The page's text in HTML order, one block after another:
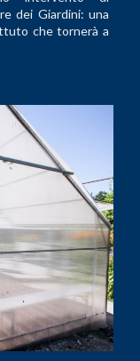
dei Giardini: una
che tornerà a